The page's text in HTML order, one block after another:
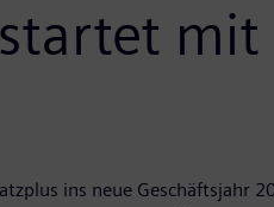
ins neue Geschäftsjahr